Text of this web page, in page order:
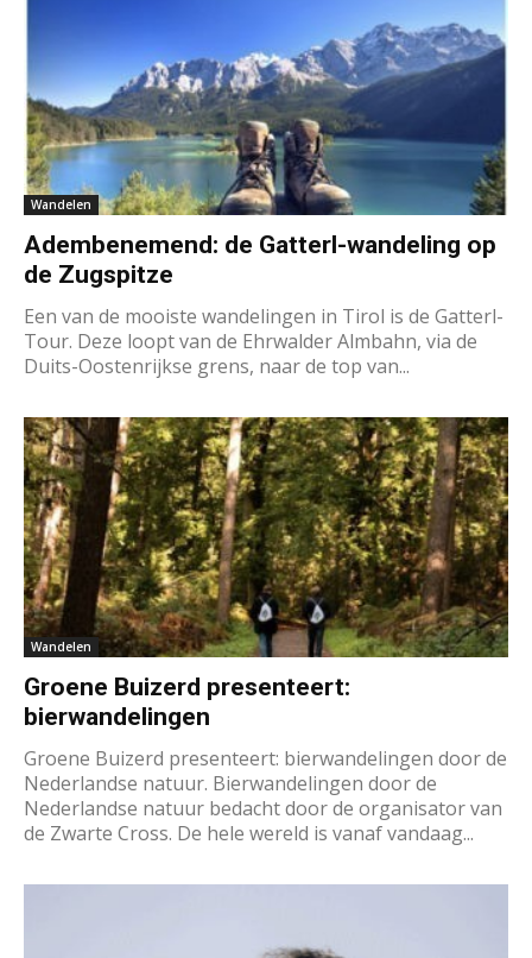
Wandelen
Adembenemend: de Gatterl-wandeling op
de Zugspitze
Een van de mooiste wandelingen in Tirol is de Gatterl-
Tour. Deze loopt van de Ehrwalder Almbahn, via de
Duits-Oostenrijkse grens, naar de top van...
Wandelen
Groene Buizerd presenteert:
bierwandelingen
Groene Buizerd presenteert: bierwandelingen door de
Nederlandse natuur. Bierwandelingen door de
Nederlandse natuur bedacht door de organisator van
de Zwarte Cross. De hele wereld is vanaf vandaag...